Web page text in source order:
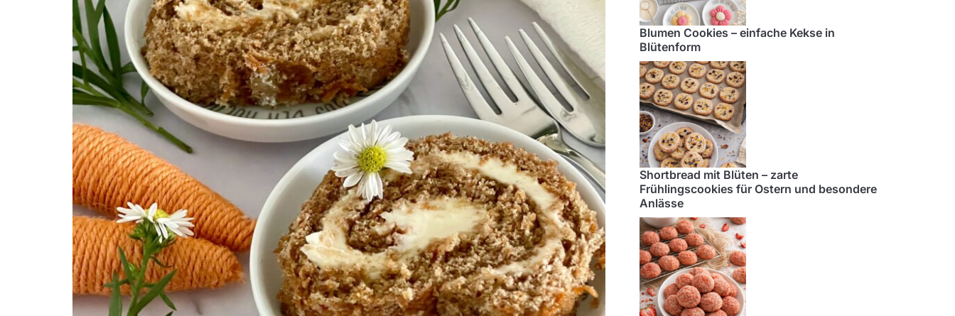
Blumen Cookies – einfache Kekse in
Blütenform
Shortbread mit Blüten – zarte
Frühlingscookies für Ostern und besondere
Anlässe